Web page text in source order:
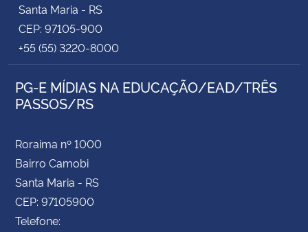
Gabinete de Segurança Institucional
Advocacia-Geral da União
Banco Central do Brasil
Planalto
Santa Maria - RS
CEP: 97105-900
+55 (55) 3220-8000
PG-E MÍDIAS NA EDUCAÇÃO/EAD/TRÊS
PASSOS/RS
Roraima nº 1000
Bairro Camobi
Santa Maria - RS
CEP: 97105900
Telefone: